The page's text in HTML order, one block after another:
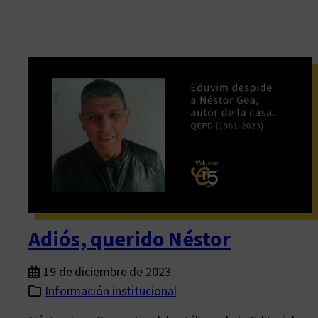
Adiós, querido Néstor
19 de diciembre de 2023
Información institucional